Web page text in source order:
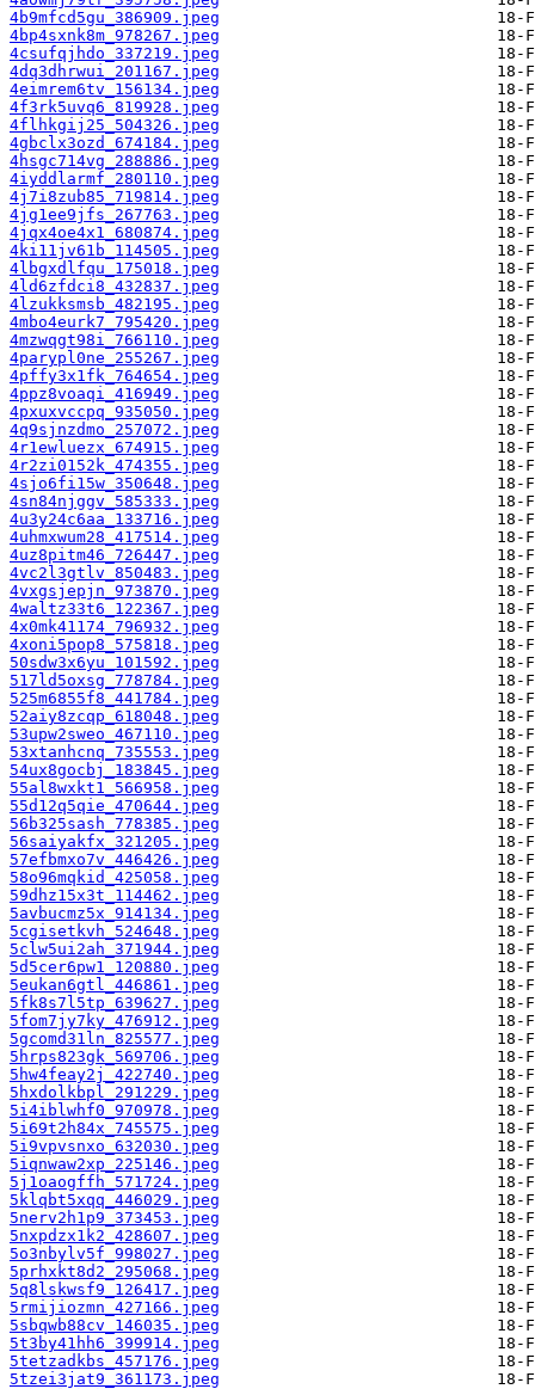
4b9mfcd5gu_386909.jpeg
4bp4sxnk8m_978267.jpeg
4csufqjhdo_337219.jpeg
4dq3dhrwui_201167.jpeg
4eimrem6tv_156134.jpeg
4f3rk5uvq6_819928.jpeg
4flhkgij25_504326.jpeg
4gbclx3ozd_674184.jpeg
4hsgc714vg_288886.jpeg
4iyddlarmf_280110.jpeg
4j7i8zub85_719814.jpeg
4jg1ee9jfs_267763.jpeg
4jqx4oe4x1_680874.jpeg
4ki11jv61b_114505.jpeg
4lbgxdlfqu_175018.jpeg
4ld6zfdci8_432837.jpeg
4lzukksmsb_482195.jpeg
4mbo4eurk7_795420.jpeg
4mzwqgt98i_766110.jpeg
4parypl0ne_255267.jpeg
4pffy3x1fk_764654.jpeg
4ppz8voaqi_416949.jpeg
4pxuxvccpq_935050.jpeg
4q9sjnzdmo_257072.jpeg
4r1ewluezx_674915.jpeg
4r2zi0152k_474355.jpeg
4sjo6fi15w_350648.jpeg
4sn84njggv_585333.jpeg
4u3y24c6aa_133716.jpeg
4uhmxwum28_417514.jpeg
4uz8pitm46_726447.jpeg
4vc2l3gtlv_850483.jpeg
4vxgsjepjn_973870.jpeg
4waltz33t6_122367.jpeg
4x0mk41174_796932.jpeg
4xoni5pop8_575818.jpeg
50sdw3x6yu_101592.jpeg
517ld5oxsg_778784.jpeg
525m6855f8_441784.jpeg
52aiy8zcqp_618048.jpeg
53upw2sweo_467110.jpeg
53xtanhcnq_735553.jpeg
54ux8gocbj_183845.jpeg
55al8wxkt1_566958.jpeg
55d12q5qie_470644.jpeg
56b325sash_778385.jpeg
56saiyakfx_321205.jpeg
57efbmxo7v_446426.jpeg
58o96mqkid_425058.jpeg
59dhz15x3t_114462.jpeg
5avbucmz5x_914134.jpeg
5cgisetkvh_524648.jpeg
5clw5ui2ah_371944.jpeg
5d5cer6pw1_120880.jpeg
5eukan6gtl_446861.jpeg
5fk8s7l5tp_639627.jpeg
5fom7jy7ky_476912.jpeg
5gcomd31ln_825577.jpeg
5hrps823gk_569706.jpeg
5hw4feay2j_422740.jpeg
5hxdolkbpl_291229.jpeg
5i4iblwhf0_970978.jpeg
5i69t2h84x_745575.jpeg
5i9vpvsnxo_632030.jpeg
5iqnwaw2xp_225146.jpeg
5j1oaogffh_571724.jpeg
5klqbt5xqq_446029.jpeg
5nerv2h1p9_373453.jpeg
5nxpdzx1k2_428607.jpeg
5o3nbylv5f_998027.jpeg
5prhxkt8d2_295068.jpeg
5q8lskwsf9_126417.jpeg
5rmijiozmn_427166.jpeg
5sbqwb88cv_146035.jpeg
5t3by41hh6_399914.jpeg
5tetzadkbs_457176.jpeg
5tzei3jat9_361173.jpeg